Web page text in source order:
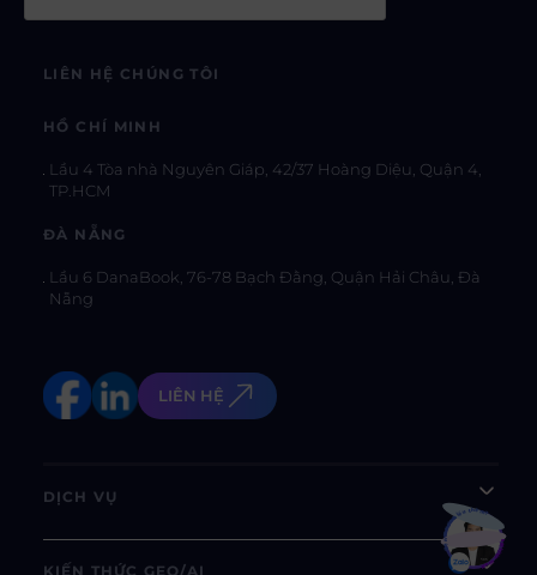
LIÊN HỆ CHÚNG TÔI
HỒ CHÍ MINH
Lầu 4 Tòa nhà Nguyên Giáp, 42/37 Hoàng Diệu, Quận 4,
TP.HCM
ĐÀ NẴNG
Lầu 6 DanaBook, 76-78 Bạch Đằng, Quận Hải Châu, Đà
Nẵng
LIÊN HỆ
DỊCH VỤ
KIẾN THỨC GEO/AI
Bạn muốn hiểu thêm?Xem chi tiết